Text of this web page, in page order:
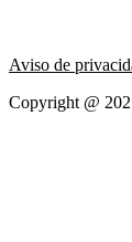
Aviso de
Copyright @